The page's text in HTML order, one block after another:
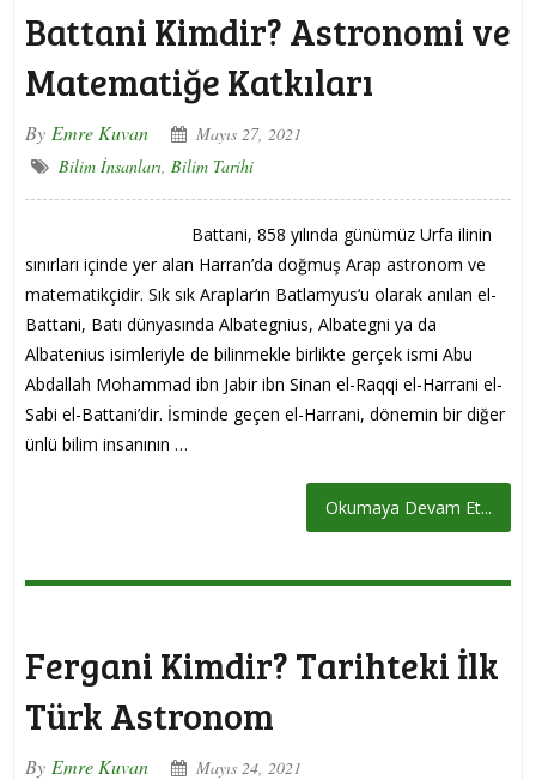
Battani Kimdir? Astronomi ve
Matematiğe Katkıları
By Emre Kuvan
Mayıs 27, 2021
Bilim İnsanları, Bilim Tarihi
Battani, 858 yılında günümüz Urfa ilinin
sınırları içinde yer alan Harran’da doğmuş Arap astronom ve
matematikçidir. Sık sık Araplar’ın Batlamyus‘u olarak anılan el-
Battani, Batı dünyasında Albategnius, Albategni ya da
Albatenius isimleriyle de bilinmekle birlikte gerçek ismi Abu
Abdallah Mohammad ibn Jabir ibn Sinan el-Raqqi el-Harrani el-
Sabi el-Battani’dir. İsminde geçen el-Harrani, dönemin bir diğer
ünlü bilim insanının …
Okumaya Devam Et...
Fergani Kimdir? Tarihteki İlk
Türk Astronom
By Emre Kuvan
Mayıs 24, 2021